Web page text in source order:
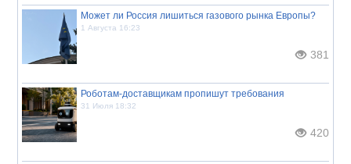
Может ли Россия лишиться газового рынка Европы?
1 Августа 16:23
381
Роботам-доставщикам пропишут требования
31 Июля 18:32
420